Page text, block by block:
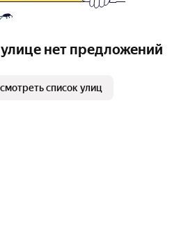
нет предложений
список улиц